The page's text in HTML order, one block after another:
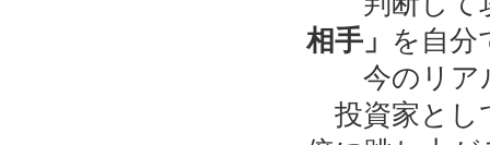
相手」 を自分
今のリア
投資家とし